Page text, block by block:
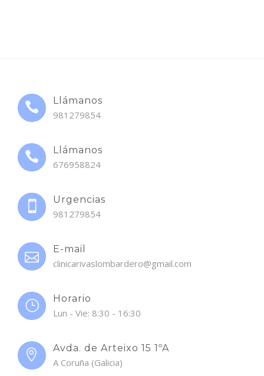
Llámanos
981279854
Llámanos
676958824
Urgencias
981279854
E-mail
clinicarivaslombardero@gmail.com
Horario
Lun - Vie: 8:30 - 16:30
Avda. de Arteixo 15 1ºA
A Coruña (Galicia)